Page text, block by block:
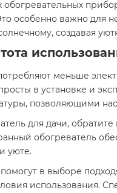
особенно важно для
создавая
меньше
в установке и
позволяющими
для дачи,
обогреватель
уюте.
в выборе
использования.